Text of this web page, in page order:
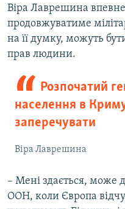
Віра Лаврешина
продовжуватиме
на її думку, можуть
прав людини.
Розпочатий
населення в
заперечувати
Віра Лаврешина
– Мені здається, може
ООН, коли Європа